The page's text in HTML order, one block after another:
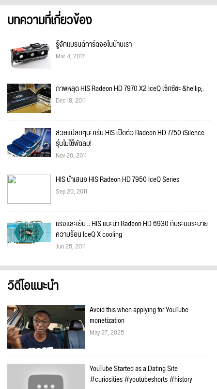
บทความที่เกี่ยวข้อง
รู้จักแบรนด์การ์ดจอในบ้านเรา
Mar 4, 2017
ภาพหลุด HIS Radeon HD 7970 X2 IceQ เซ็กซี่ซะ &hellip;.
Dec 18, 2011
สวยแปลกๆนะครับ HIS เปิดตัว Radeon HD 7750 iSilence
รุ่นไม่ใช้พัดลม!
Nov 20, 2011
HIS นำเสนอ HIS Radeon HD 7950 IceQ Series
Sep 20, 2011
แรงและเย็น :: HIS แนะนำ Radeon HD 6930 กับระบบระบาย
ความร้อน IceQ X cooling
Jun 25, 2011
วิดีโอแนะนำ
Avoid this when applying for YouTube
monetization
May 27, 2025
YouTube Started as a Dating Site
#curiosities #youtubeshorts #history